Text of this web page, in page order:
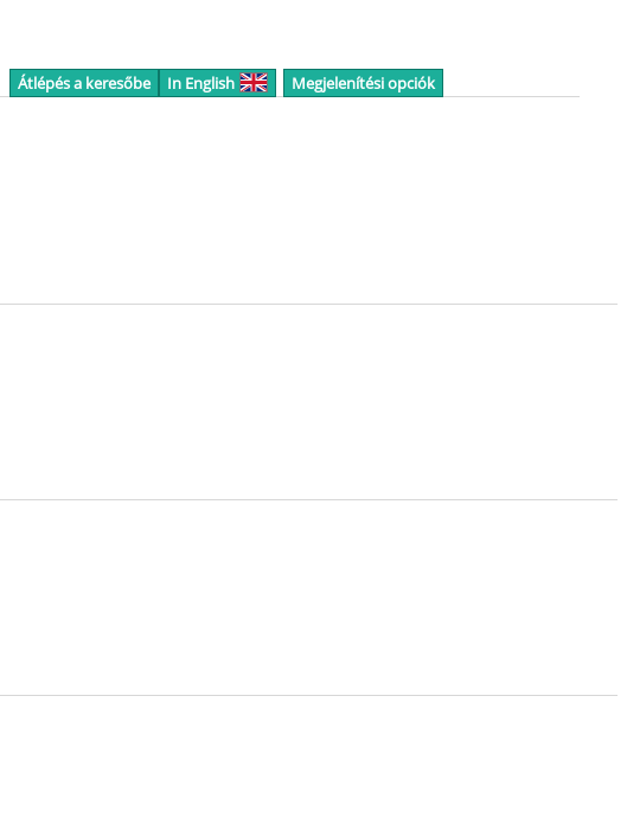
Átlépés a keresőbe In English Megjelenítési opciók